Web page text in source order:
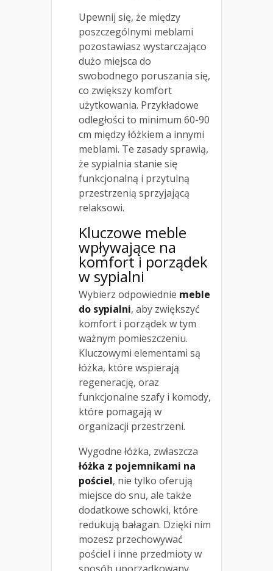
Upewnij się, że między
poszczególnymi meblami
pozostawiasz wystarczająco
dużo miejsca do
swobodnego poruszania się,
co zwiększy komfort
użytkowania. Przykładowe
odległości to minimum 60-90
cm między łóżkiem a innymi
meblami. Te zasady sprawią,
że sypialnia stanie się
funkcjonalną i przytulną
przestrzenią sprzyjającą
relaksowi.
Kluczowe meble
wpływające na
komfort i porządek
w sypialni
Wybierz odpowiednie meble
do sypialni, aby zwiększyć
komfort i porządek w tym
ważnym pomieszczeniu.
Kluczowymi elementami są
łóżka, które wspierają
regenerację, oraz
funkcjonalne szafy i komody,
które pomagają w
organizacji przestrzeni.
Wygodne łóżka, zwłaszcza
łóżka z pojemnikami na
pościel, nie tylko oferują
miejsce do snu, ale także
dodatkowe schowki, które
redukują bałagan. Dzięki nim
mozesz przechowywać
pościel i inne przedmioty w